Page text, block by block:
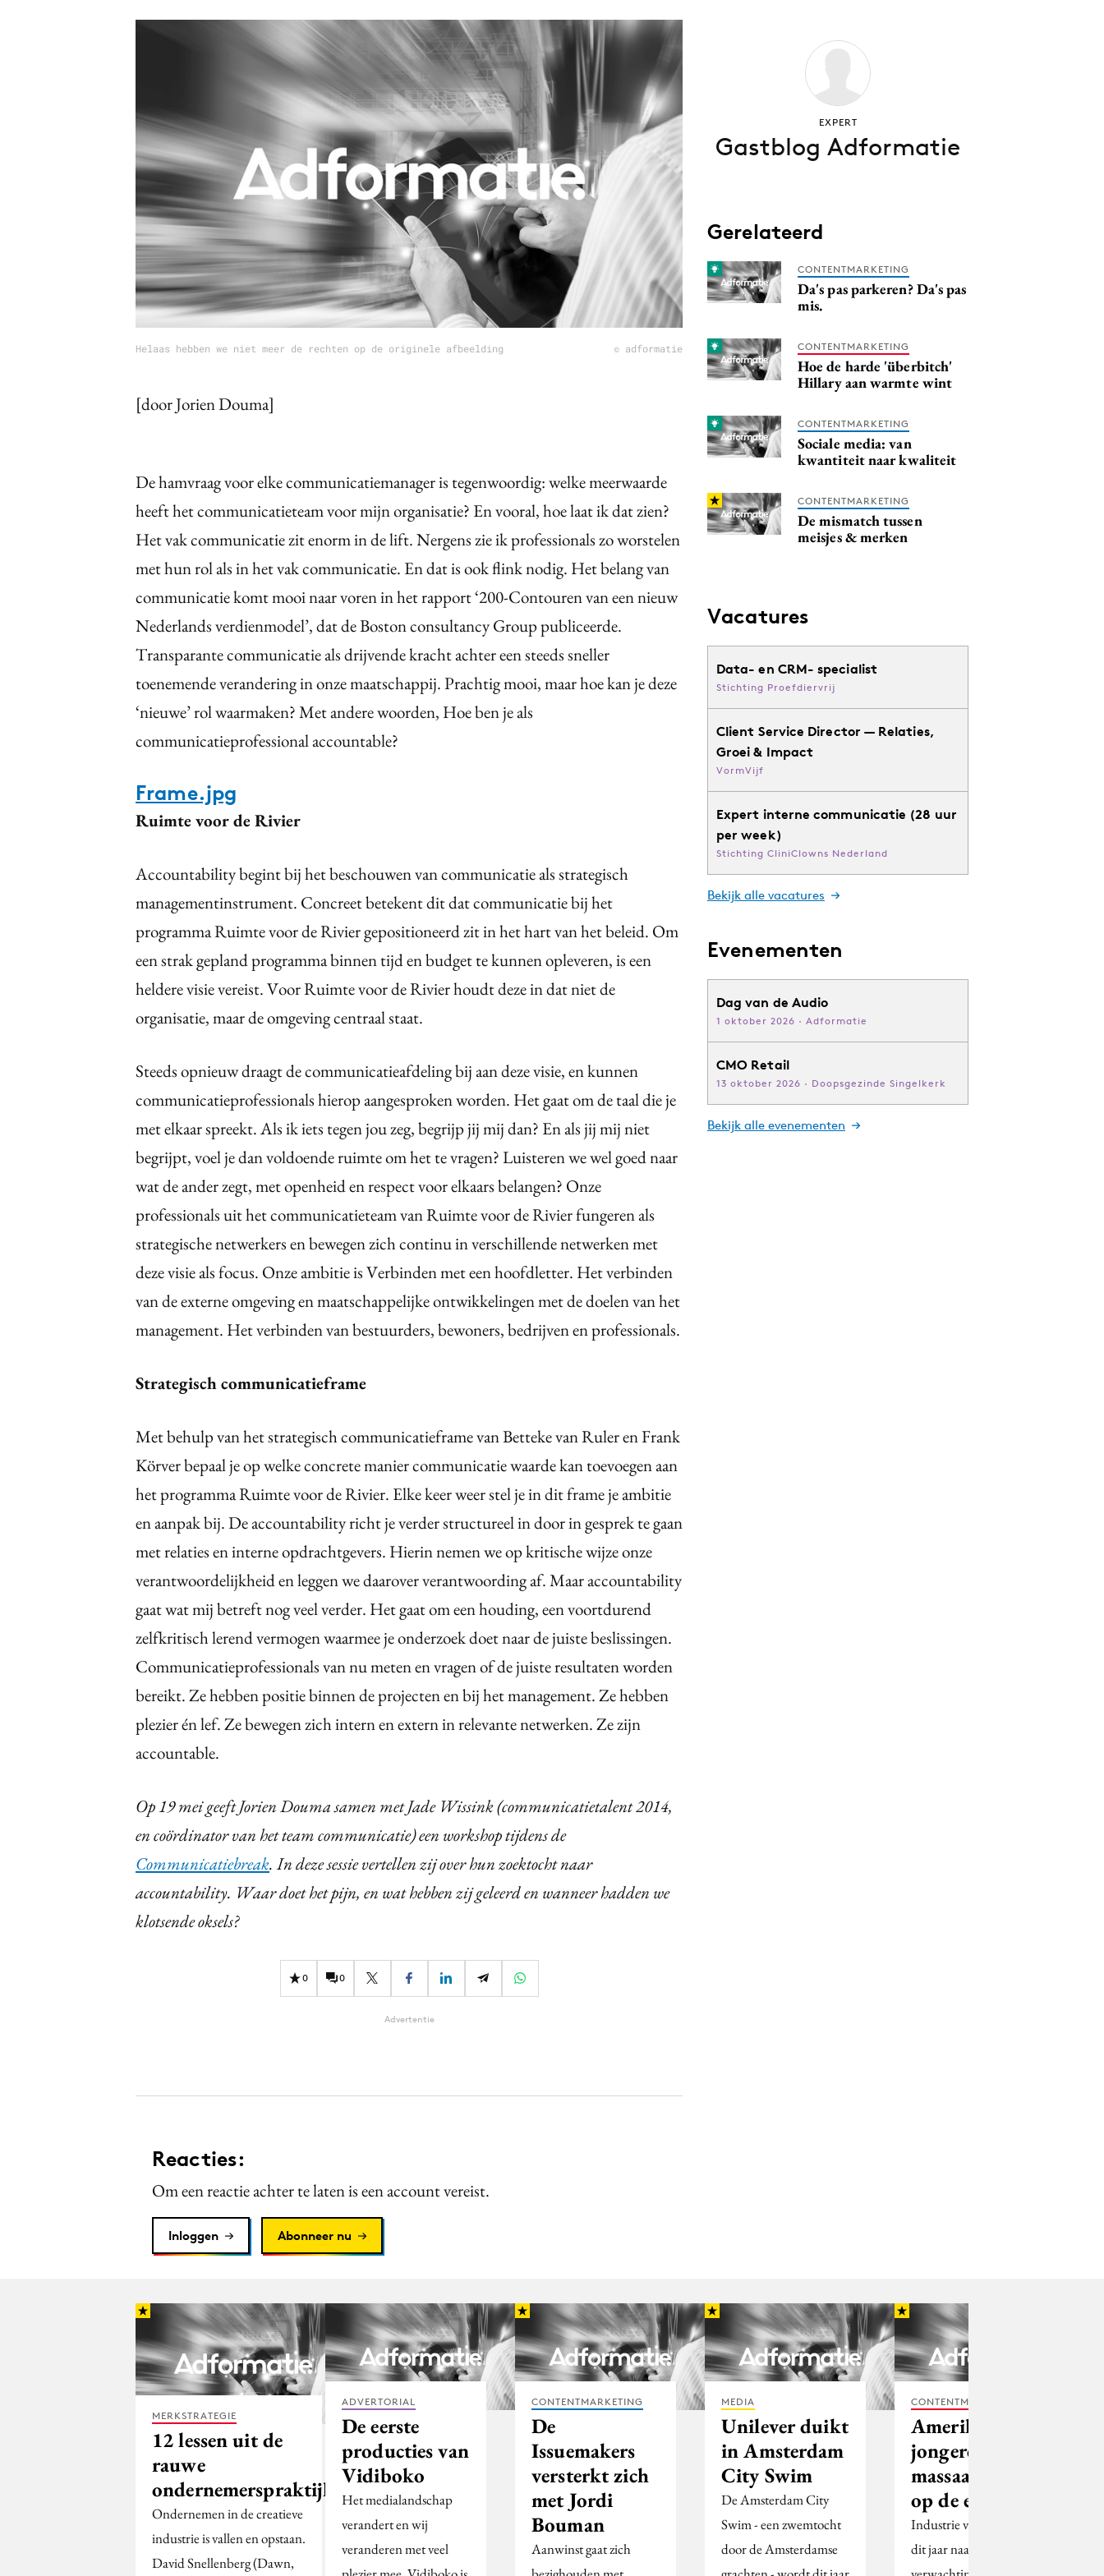
Gedragsverandering
Influencer marketing
Interne communicatie
Martech
Purpose Marketing
Reputatie & crisis
Helaas hebben we niet meer de rechten op de originele afbeelding © adformatie
[door Jorien Douma]
De hamvraag voor elke communicatiemanager is tegenwoordig: welke meerwaarde
heeft het communicatieteam voor mijn organisatie? En vooral, hoe laat ik dat zien?
Het vak communicatie zit enorm in de lift. Nergens zie ik professionals zo worstelen
met hun rol als in het vak communicatie. En dat is ook flink nodig. Het belang van
communicatie komt mooi naar voren in het rapport ‘200-Contouren van een nieuw
Nederlands verdienmodel’, dat de Boston consultancy Group publiceerde.
Transparante communicatie als drijvende kracht achter een steeds sneller
toenemende verandering in onze maatschappij. Prachtig mooi, maar hoe kan je deze
‘nieuwe’ rol waarmaken? Met andere woorden, Hoe ben je als
communicatieprofessional accountable?
Frame.jpg
Ruimte voor de Rivier
Accountability begint bij het beschouwen van communicatie als strategisch
managementinstrument. Concreet betekent dit dat communicatie bij het
programma Ruimte voor de Rivier gepositioneerd zit in het hart van het beleid. Om
een strak gepland programma binnen tijd en budget te kunnen opleveren, is een
heldere visie vereist. Voor Ruimte voor de Rivier houdt deze in dat niet de
organisatie, maar de omgeving centraal staat.
Steeds opnieuw draagt de communicatieafdeling bij aan deze visie, en kunnen
communicatieprofessionals hierop aangesproken worden. Het gaat om de taal die je
met elkaar spreekt. Als ik iets tegen jou zeg, begrijp jij mij dan? En als jij mij niet
begrijpt, voel je dan voldoende ruimte om het te vragen? Luisteren we wel goed naar
wat de ander zegt, met openheid en respect voor elkaars belangen? Onze
professionals uit het communicatieteam van Ruimte voor de Rivier fungeren als
strategische netwerkers en bewegen zich continu in verschillende netwerken met
deze visie als focus. Onze ambitie is Verbinden met een hoofdletter. Het verbinden
van de externe omgeving en maatschappelijke ontwikkelingen met de doelen van het
management. Het verbinden van bestuurders, bewoners, bedrijven en professionals.
Strategisch communicatieframe
Met behulp van het strategisch communicatieframe van Betteke van Ruler en Frank
Körver bepaal je op welke concrete manier communicatie waarde kan toevoegen aan
het programma Ruimte voor de Rivier. Elke keer weer stel je in dit frame je ambitie
en aanpak bij. De accountability richt je verder structureel in door in gesprek te gaan
met relaties en interne opdrachtgevers. Hierin nemen we op kritische wijze onze
verantwoordelijkheid en leggen we daarover verantwoording af. Maar accountability
gaat wat mij betreft nog veel verder. Het gaat om een houding, een voortdurend
zelfkritisch lerend vermogen waarmee je onderzoek doet naar de juiste beslissingen.
Communicatieprofessionals van nu meten en vragen of de juiste resultaten worden
bereikt. Ze hebben positie binnen de projecten en bij het management. Ze hebben
plezier én lef. Ze bewegen zich intern en extern in relevante netwerken. Ze zijn
accountable.
Op 19 mei geeft Jorien Douma samen met Jade Wissink (communicatietalent 2014,
en coördinator van het team communicatie) een workshop tijdens de
Communicatiebreak. In deze sessie vertellen zij over hun zoektocht naar
accountability. Waar doet het pijn, en wat hebben zij geleerd en wanneer hadden we
klotsende oksels?
0 0
Advertentie
Reacties:
Om een reactie achter te laten is een account vereist.
Inloggen Abonneer nu
EXPERT
Gastblog Adformatie
Gerelateerd
CONTENTMARKETING
Da's pas parkeren? Da's pas
mis.
CONTENTMARKETING
Hoe de harde 'überbitch'
Hillary aan warmte wint
CONTENTMARKETING
Sociale media: van
kwantiteit naar kwaliteit
CONTENTMARKETING
De mismatch tussen
meisjes & merken
Vacatures
Data- en CRM- specialist
Stichting Proefdiervrij
Client Service Director — Relaties,
Groei & Impact
VormVijf
Expert interne communicatie (28 uur
per week)
Stichting CliniClowns Nederland
Bekijk alle vacatures
Evenementen
Dag van de Audio
1 oktober 2026 · Adformatie
CMO Retail
13 oktober 2026 · Doopsgezinde Singelkerk
Bekijk alle evenementen
MERKSTRATEGIE
12 lessen uit de
rauwe
ondernemerspraktijk
Ondernemen in de creatieve
industrie is vallen en opstaan.
David Snellenberg (Dawn,
ADVERTORIAL
De eerste
producties van
Vidiboko
Het medialandschap
verandert en wij
veranderen met veel
CONTENTMARKETING
De
Issuemakers
versterkt zich
met Jordi
Bouman
Aanwinst gaat zich
MEDIA
Unilever duikt
in Amsterdam
City Swim
De Amsterdam City
Swim - een zwemtocht
door de Amsterdamse
CONTENTMARKETING
Amerikaanse
jongeren
massaal over
op de e-sigaret
Industrie van vapers zet
dit jaar naar